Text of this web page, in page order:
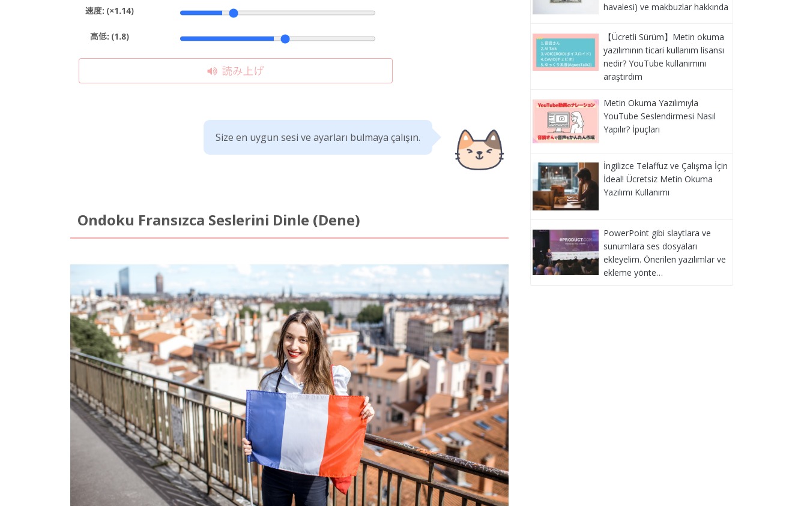
Size en uygun sesi ve ayarları bulmaya çalışın.
Ondoku Fransızca Seslerini Dinle (Dene)
havalesi) ve makbuzlar hakkında
【Ücretli Sürüm】Metin okuma
yazılımının ticari kullanım lisansı
nedir? YouTube kullanımını
araştırdım
Metin Okuma Yazılımıyla
YouTube Seslendirmesi Nasıl
Yapılır? İpuçları
İngilizce Telaffuz ve Çalışma İçin
İdeal! Ücretsiz Metin Okuma
Yazılımı Kullanımı
PowerPoint gibi slaytlara ve
sunumlara ses dosyaları
ekleyelim. Önerilen yazılımlar ve
ekleme yönte…